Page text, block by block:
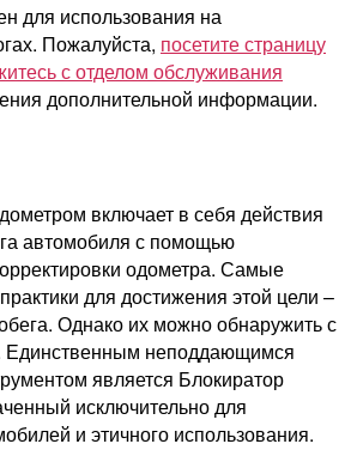
для использования на
Пожалуйста, посетите страницу
с отделом обслуживания
дополнительной информации.
включает в себя действия
автомобиля с помощью
одометра. Самые
для достижения этой цели –
Однако их можно обнаружить с
Единственным неподдающимся
является Блокиратор
исключительно для
и этичного использования.